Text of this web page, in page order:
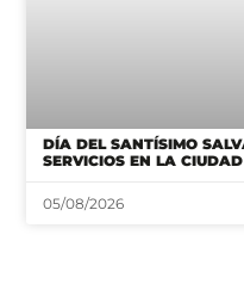
DÍA DEL SANTÍSIMO
SERVICIOS EN LA CIUDAD
05/08/2026